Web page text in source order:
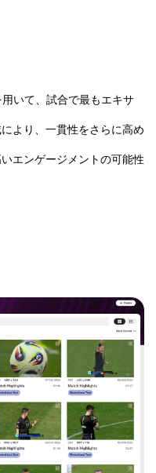
いて、試合で最もエキサ
より、一貫性をさらに高め
エンゲージメントの可能性